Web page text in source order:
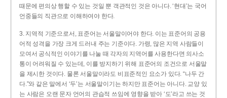
때문에 편의상 행할 수 있는 것일 뿐 객관적인 것은 아니다. ‘현대’는 국어
언중들의 직관으로 이해하여야 한다.
3. 지역적 기준으로서, 표준어는 서울말이어야 한다. 이는 표준어의 공용
어적 성격을 가장 크게 드러내 주는 기준이다. 가령, 많은 지역 사람들이
모여서 공식적인 이야기를 나눌 때 각자의 지역어를 사용한다면 의사소
통이 어려워질 수 있는데, 이를 방지하기 위해 표준어의 조건으로 서울말
을 제시한 것이다. 물론 서울말이라도 비표준적인 요소가 있다. “나두 간
다.”와 같은 말에서 ‘두’는 서울말이기는 하지만 표준어는 아니다. 교양 있
는 사람은 오랜 문자 언어의 관습적 쓰임에 영향을 받아 ‘도’라고 쓰는 것